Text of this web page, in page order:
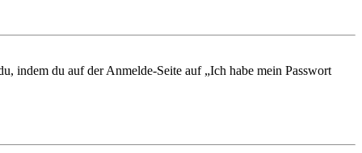
indem du auf der Anmelde-Seite auf „Ich habe mein Passwort